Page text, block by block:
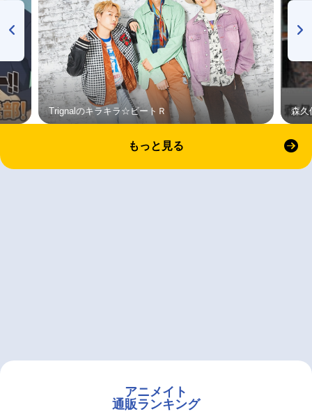
Trignalのキラキラ☆ビートＲ 森久
もっと見る
アニメイト
通販ランキング